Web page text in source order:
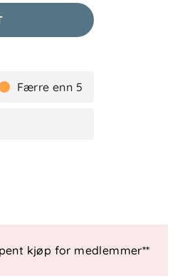
Færre enn 5
kjøp for medlemmer**